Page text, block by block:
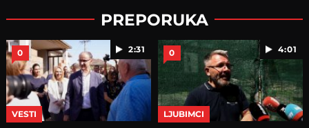
PREPORUKA
2:31
0
VESTI
4:01
0
LJUBIMCI